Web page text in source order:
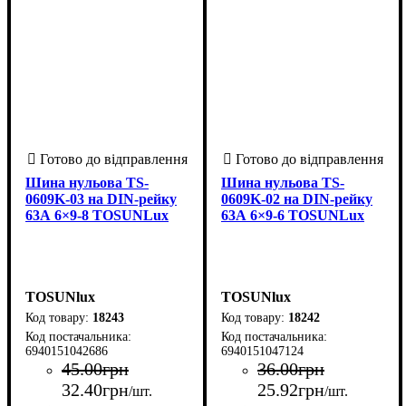
Шина нульова TS-
0609K-03 на DIN-рейку
63А 6×9-8 TOSUNLux
TOSUNlux
18243
6940151042686
45.00грн
32.40грн/шт.
Шина нульова TS-
0609K-02 на DIN-рейку
63А 6×9-6 TOSUNLux
TOSUNlux
18242
6940151047124
36.00грн
25.92грн/шт.